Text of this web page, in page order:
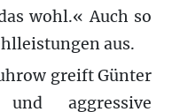
wohl.« Auch so
aus.
greift Günter
aggressive